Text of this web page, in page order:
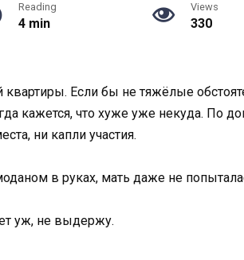
Reading
4 min
Views
330
квартиры. Если бы не тяжёлые
кажется, что хуже уже некуда. По
ни капли участия.
в руках, мать даже не
уж, не выдержу.